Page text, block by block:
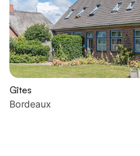
Gîtes
Bordeaux